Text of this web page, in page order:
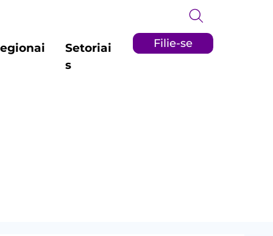
Filie-se
Setoriai
s